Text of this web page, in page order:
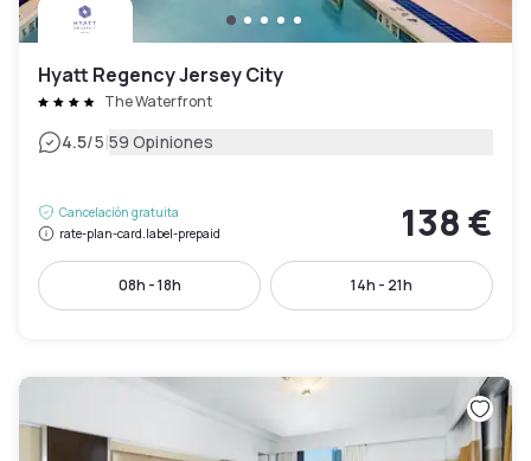
Hyatt Regency Jersey City
The Waterfront
4.5/5|59 Opiniones
Cancelación gratuita
rate-plan-card.label-prepaid
138 €
08h - 18h 14h - 21h